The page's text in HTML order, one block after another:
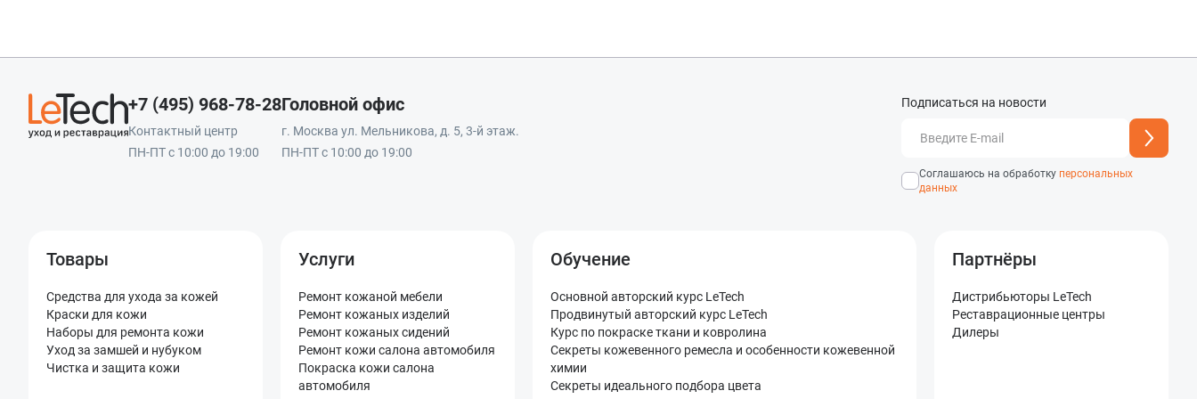
+7 (495) 968-78-28
Контактный центр
ПН-ПТ с 10:00 до 19:00
Головной офис
г. Москва ул. Мельникова, д. 5, 3-й этаж.
ПН-ПТ с 10:00 до 19:00
Подписаться на новости
Адрес подписки успешно
Соглашаюсь на обработку персональных
данных
Товары
Средства для ухода за кожей
Краски для кожи
Наборы для ремонта кожи
Уход за замшей и нубуком
Чистка и защита кожи
Услуги
Ремонт кожаной мебели
Ремонт кожаных изделий
Ремонт кожаных сидений
Ремонт кожи салона автомобиля
Покраска кожи салона
автомобиля
Обучение
Основной авторский курс LeTech
Продвинутый авторский курс LeTech
Курс по покраске ткани и ковролина
Секреты кожевенного ремесла и особенности кожевенной
химии
Секреты идеального подбора цвета
Партнёры
Дистрибьюторы LeTech
Реставрационные центры
Дилеры